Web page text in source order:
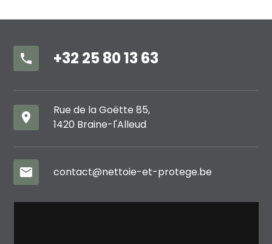
phone +32 25 80 13 63
place
Rue de la Goëtte 85,
1420 Braine-l'Alleud
mail contact@nettoie-et-protege.be